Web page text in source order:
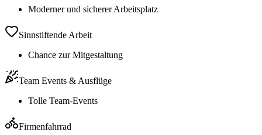
Moderner und sicherer Arbeitsplatz
Sinnstiftende Arbeit
Chance zur Mitgestaltung
Team Events & Ausflüge
Tolle Team-Events
Firmenfahrrad